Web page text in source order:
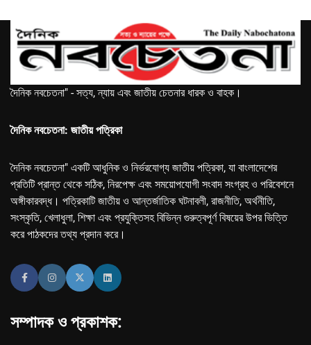
দৈনিক নবচেতনা" - সত্য, ন্যায় এবং জাতীয় চেতনার ধারক ও বাহক।
দৈনিক নবচেতনা: জাতীয় পত্রিকা
দৈনিক নবচেতনা" একটি আধুনিক ও নির্ভরযোগ্য জাতীয় পত্রিকা, যা বাংলাদেশের
প্রতিটি প্রান্ত থেকে সঠিক, নিরপেক্ষ এবং সময়োপযোগী সংবাদ সংগ্রহ ও পরিবেশনে
অঙ্গীকারবদ্ধ। পত্রিকাটি জাতীয় ও আন্তর্জাতিক ঘটনাবলী, রাজনীতি, অর্থনীতি,
সংস্কৃতি, খেলাধুলা, শিক্ষা এবং প্রযুক্তিসহ বিভিন্ন গুরুত্বপূর্ণ বিষয়ের উপর ভিত্তি
করে পাঠকদের তথ্য প্রদান করে।
সম্পাদক ও প্রকাশক: